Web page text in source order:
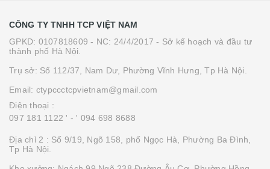
CÔNG TY TNHH TCP VIỆT NAM
GPKD: 0107818609 - NC: 24/4/2017 - Sở kế hoạch và đầu tư
thành phố Hà Nội.
Trụ sở: Số 112/37, Nam Dư, Phường Vĩnh Hưng, Tp Hà Nội.
Email: ctypccctcpvietnam@gmail.com
Điện thoại :
097 181 1122 ' - ' 094 698 8688
Địa chỉ 2 : Số 9/19, Ngõ 158, phố Ngọc Hà, Phường Ba Đình,
Tp Hà Nội.